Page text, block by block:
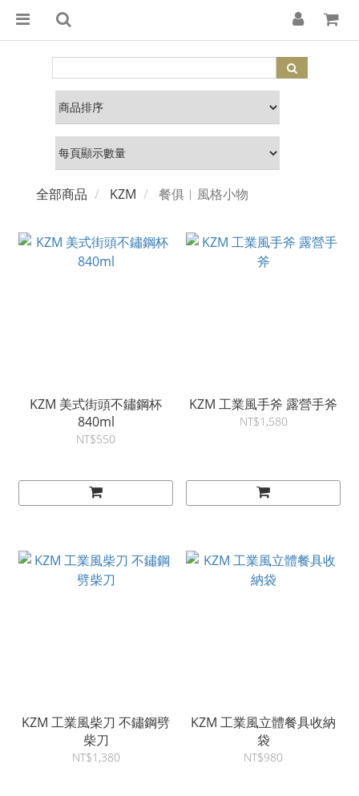
全部商品 KZM 餐俱︱風格小物
KZM 美式街頭不鏽鋼杯
840ml
NT$550
KZM 工業風手斧 露營手斧
NT$1,580
KZM 工業風柴刀 不鏽鋼劈
柴刀
NT$1,380
KZM 工業風立體餐具收納
袋
NT$980